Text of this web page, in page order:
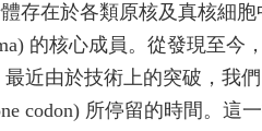
存在於各類原核及真核細
的核心成員。從發現至今
近由於技術上的突破，我
codon) 所停留的時間。這